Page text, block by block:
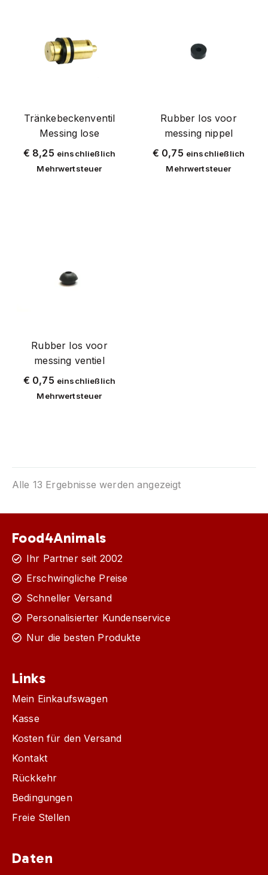
Tränkebeckenventil
Messing lose
€ 8,25 einschließlich
Mehrwertsteuer
Rubber los voor
messing nippel
€ 0,75 einschließlich
Mehrwertsteuer
Rubber los voor
messing ventiel
€ 0,75 einschließlich
Mehrwertsteuer
Alle 13 Ergebnisse werden angezeigt
Food4Animals
Ihr Partner seit 2002
Erschwingliche Preise
Schneller Versand
Personalisierter Kundenservice
Nur die besten Produkte
Links
Mein Einkaufswagen
Kasse
Kosten für den Versand
Kontakt
Rückkehr
Bedingungen
Freie Stellen
Daten